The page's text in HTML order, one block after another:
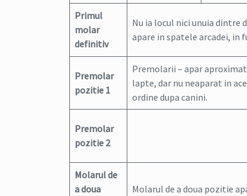
Primul
molar
definitiv
Nu ia locul nici unuia dintre
apare in spatele arcadei, in
Premolar
pozitie 1
Premolarii – apar
lapte, dar nu neaparat in
ordine dupa canini.
Premolar
pozitie 2
Molarul de
a doua
Molarul de a doua pozitie